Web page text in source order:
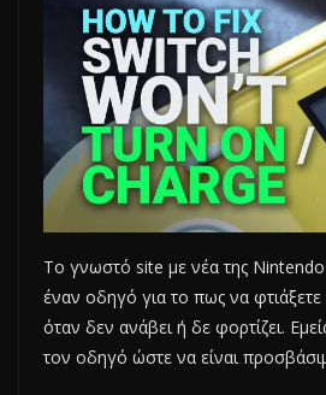
Το γνωστό site με νέα της
έναν οδηγό για το πως να
όταν δεν ανάβει ή δε φορτίζει.
τον οδηγό ώστε να είναι